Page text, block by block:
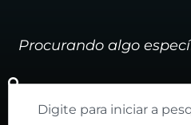
Procurando algo